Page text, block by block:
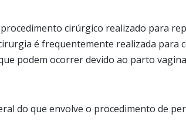
cirúrgico realizado para
é frequentemente realizada
podem ocorrer devido ao parto
do que envolve o procedimento de